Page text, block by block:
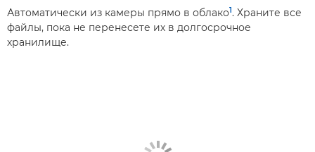
Автоматически из камеры прямо в облако1. Храните все
файлы, пока не перенесете их в долгосрочное
хранилище.